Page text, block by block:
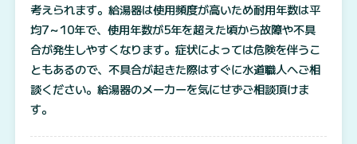
考えられます。給湯器は使用頻度が高いため耐用年数は平
均7～10年で、使用年数が5年を超えた頃から故障や不具
合が発生しやすくなります。症状によっては危険を伴うこ
ともあるので、不具合が起きた際はすぐに水道職人へご相
談ください。給湯器のメーカーを気にせずご相談頂けま
す。